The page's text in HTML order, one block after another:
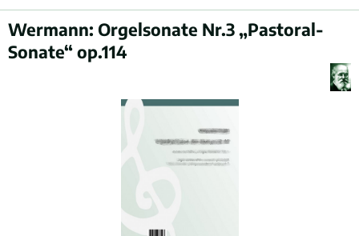
Wermann: Orgelsonate Nr.3 „Pastoral-
Sonate“ op.114